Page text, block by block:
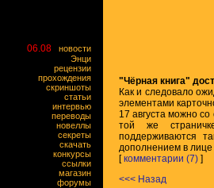
06.08
новости
Энци
рецензии
прохождения
скриншоты
статьи
интервью
переводы
новеллы
секреты
скачать
конкурсы
ссылки
магазин
форумы
"Чёрная книга"
Как и следовало
элементами
17 августа можно
той же
поддерживаются
дополнением в лице
[комментарии (7) ]
<<< Назад